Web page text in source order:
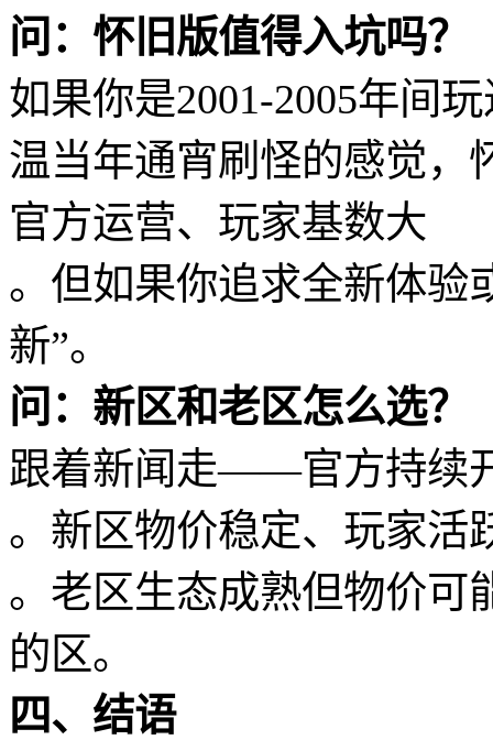
问：怀旧版值得入坑吗？
如果你是2001-2005年间
温当年通宵刷怪的感觉
官方运营、玩家基数大
。但如果你追求全新体验
新”。
问：新区和老区怎么选？
跟着新闻走——官方持续
。新区物价稳定、玩家活
。老区生态成熟但物价可
的区。
四、结语